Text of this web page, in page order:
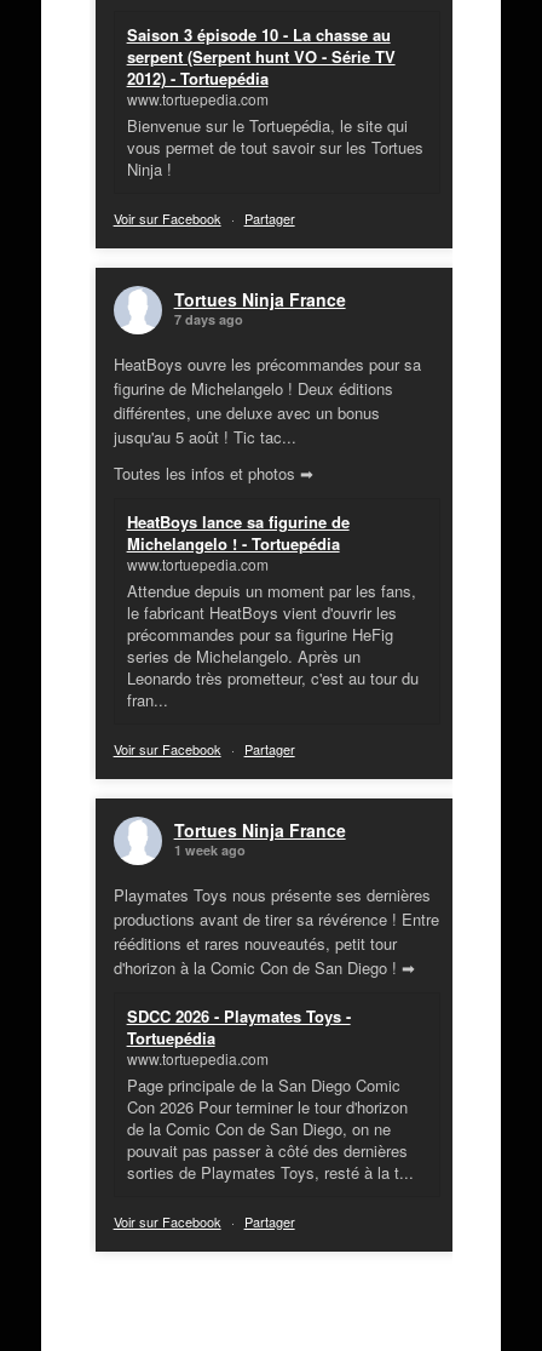
Saison 3 épisode 10 - La chasse au
serpent (Serpent hunt VO - Série TV
2012) - Tortuepédia
www.tortuepedia.com
Bienvenue sur le Tortuepédia, le site qui
vous permet de tout savoir sur les Tortues
Ninja !
Voir sur Facebook · Partager
Tortues Ninja France
7 days ago
HeatBoys ouvre les précommandes pour sa
figurine de Michelangelo ! Deux éditions
différentes, une deluxe avec un bonus
jusqu'au 5 août ! Tic tac...
Toutes les infos et photos ➡
HeatBoys lance sa figurine de
Michelangelo ! - Tortuepédia
www.tortuepedia.com
Attendue depuis un moment par les fans,
le fabricant HeatBoys vient d'ouvrir les
précommandes pour sa figurine HeFig
series de Michelangelo. Après un
Leonardo très prometteur, c'est au tour du
fran...
Voir sur Facebook · Partager
Tortues Ninja France
1 week ago
Playmates Toys nous présente ses dernières
productions avant de tirer sa révérence ! Entre
rééditions et rares nouveautés, petit tour
d'horizon à la Comic Con de San Diego ! ➡
SDCC 2026 - Playmates Toys -
Tortuepédia
www.tortuepedia.com
Page principale de la San Diego Comic
Con 2026 Pour terminer le tour d'horizon
de la Comic Con de San Diego, on ne
pouvait pas passer à côté des dernières
sorties de Playmates Toys, resté à la t...
Voir sur Facebook · Partager